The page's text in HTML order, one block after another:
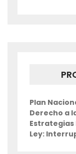
Plan
Derecho a
Estrategias
Ley: